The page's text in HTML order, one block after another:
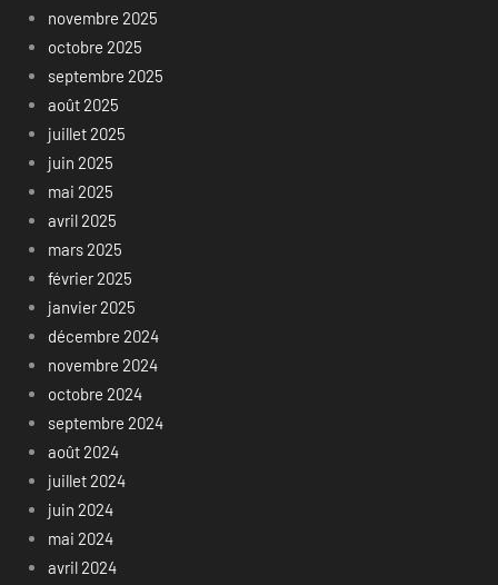
novembre 2025
octobre 2025
septembre 2025
août 2025
juillet 2025
juin 2025
mai 2025
avril 2025
mars 2025
février 2025
janvier 2025
décembre 2024
novembre 2024
octobre 2024
septembre 2024
août 2024
juillet 2024
juin 2024
mai 2024
avril 2024